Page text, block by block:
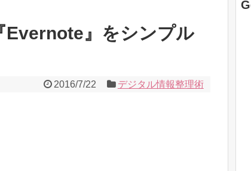
Evernote』をシンプル
2016/7/22 デジタル情報整理術